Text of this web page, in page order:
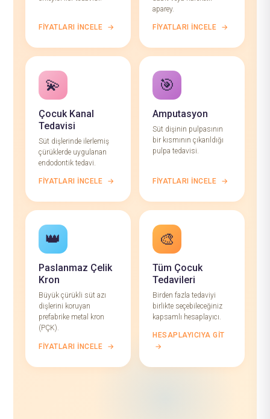
FIYATLARI İNCELE →
aparey.
FIYATLARI İNCELE →
💫
Çocuk Kanal
Tedavisi
Süt dişlerinde ilerlemiş
çürüklerde uygulanan
endodontik tedavi.
FIYATLARI İNCELE →
🎯
Amputasyon
Süt dişinin pulpasının
bir kısmının çıkarıldığı
pulpa tedavisi.
FIYATLARI İNCELE →
👑
Paslanmaz Çelik
Kron
Büyük çürükli süt azı
dişlerini koruyan
prefabrike metal kron
(PÇK).
FIYATLARI İNCELE →
🎨
Tüm Çocuk
Tedavileri
Birden fazla tedaviyi
birlikte seçebileceğiniz
kapsamlı hesaplayıcı.
HESAPLAYICIYA GIT
→